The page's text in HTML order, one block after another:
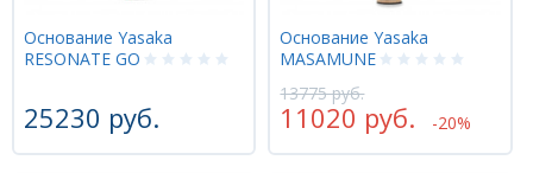
Основание Yasaka
RESONATE GO
25230 руб.
Основание Yasaka
MASAMUNE
13775 руб.
11020 руб. -20%